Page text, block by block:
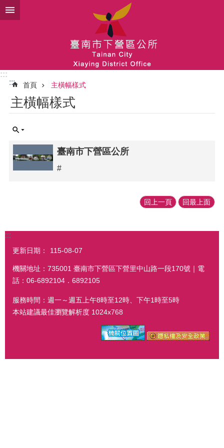
跳到主要內容區塊
:::
:::
首頁 主橫幅樣式
主橫幅樣式
臺南市下營區公所
#
回上一頁 回最上面
:::
更新日期： 115-08-07
機關地址：735001 臺南市下營區下營里中山路一段170號｜電
話：06-6892104．6892105
服務時間：週一～週五上午8時至12時、下午1時至5時
本站建議最佳瀏覽解析度 1024x768